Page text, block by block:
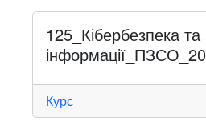
125_Кібербезпека та
Курс